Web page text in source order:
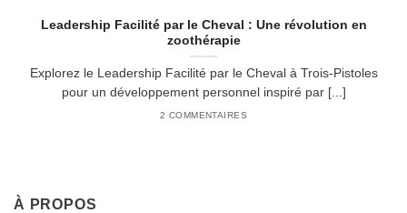
Leadership Facilité par le Cheval : Une révolution en
zoothérapie
Explorez le Leadership Facilité par le Cheval à Trois-Pistoles
pour un développement personnel inspiré par [...]
2 COMMENTAIRES
À PROPOS